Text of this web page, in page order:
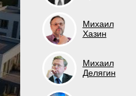
Михаил
Хазин
Михаил
Делягин